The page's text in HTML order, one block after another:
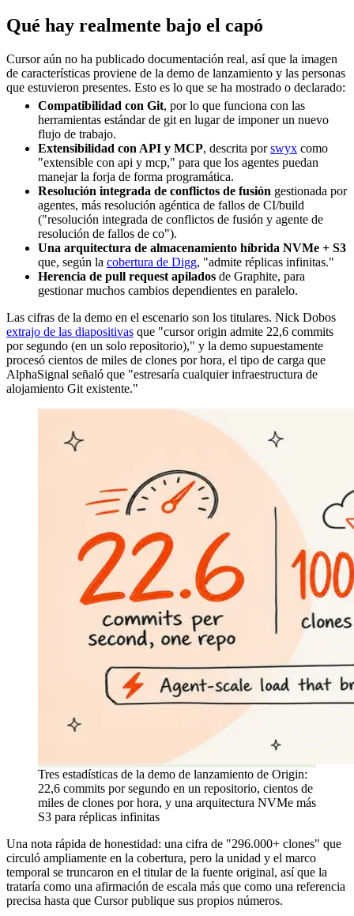
Qué hay realmente bajo el capó
Cursor aún no ha publicado documentación real, así que la imagen
de características proviene de la demo de lanzamiento y las personas
que estuvieron presentes. Esto es lo que se ha mostrado o declarado:
Compatibilidad con Git, por lo que funciona con las
herramientas estándar de git en lugar de imponer un nuevo
flujo de trabajo.
Extensibilidad con API y MCP, descrita porswyx como
"extensible con api y mcp," para que los agentes puedan
manejar la forja de forma programática.
Resolución integrada de conflictos de fusión gestionada por
agentes, más resolución agéntica de fallos de CI/build
("resolución integrada de conflictos de fusión y agente de
resolución de fallos de co").
Una arquitectura de almacenamiento híbrida NVMe + S3
que, según la cobertura de Digg, "admite réplicas infinitas."
Herencia de pull request apilados de Graphite, para
gestionar muchos cambios dependientes en paralelo.
Las cifras de la demo en el escenario son los titulares. Nick Dobos
extrajo de las diapositivas que "cursor origin admite 22,6 commits
por segundo (en un solo repositorio)," y la demo supuestamente
procesó cientos de miles de clones por hora, el tipo de carga que
AlphaSignal señaló que "estresaría cualquier infraestructura de
alojamiento Git existente."
Tres estadísticas de la demo de lanzamiento de Origin:
22,6 commits por segundo en un repositorio, cientos de
miles de clones por hora, y una arquitectura NVMe más
S3 para réplicas infinitas
Una nota rápida de honestidad: una cifra de "296.000+ clones" que
circuló ampliamente en la cobertura, pero la unidad y el marco
temporal se truncaron en el titular de la fuente original, así que la
trataría como una afirmación de escala más que como una referencia
precisa hasta que Cursor publique sus propios números.